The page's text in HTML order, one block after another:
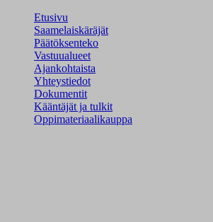
Etusivu
Saamelaiskäräjät
Päätöksenteko
Vastuualueet
Ajankohtaista
Yhteystiedot
Dokumentit
Kääntäjät ja tulkit
Oppimateriaalikauppa